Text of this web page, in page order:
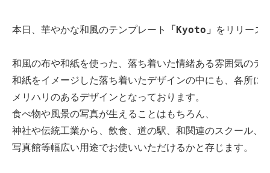
本日、華やかな和風のテンプレート 「Kyoto」 をリリース
和風の布や和紙を使った、落ち着いた情緒ある雰囲気のテ
和紙をイメージした落ち着いたデザインの中にも、各所に
メリハリのあるデザインとなっております。
食べ物や風景の写真が生えることはもちろん、
神社や伝統工業から、飲食、道の駅、和関連のスクール、
写真館等幅広い用途でお使いいただけるかと存じます。